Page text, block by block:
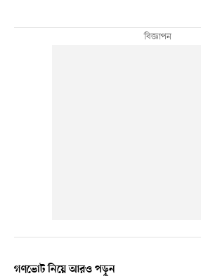
গণভোট নিয়ে আরও পড়ুন